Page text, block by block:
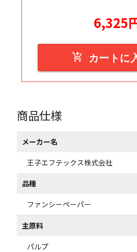
6,325
add_shopping_cart カートに
商品仕様
メーカー名
王子エフテックス株式会社
品種
ファンシーペーパー
主原料
パルプ